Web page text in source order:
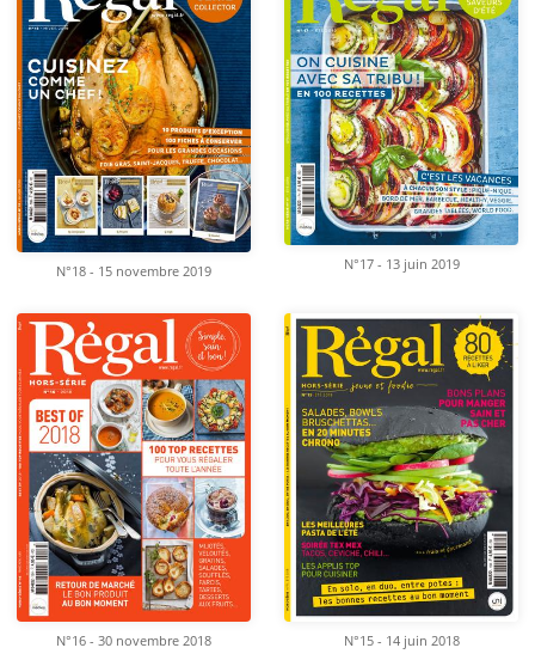
N°18 - 15 novembre 2019 N°17 - 13 juin 2019
N°16 - 30 novembre 2018 N°15 - 14 juin 2018